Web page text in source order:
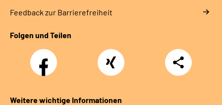
Feedback zur Barrierefreiheit
Folgen und Teilen
Facebook Xing
Teilen
Weitere wichtige Informationen